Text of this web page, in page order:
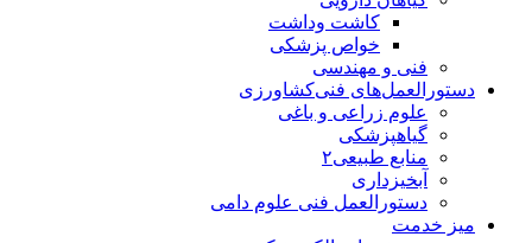
کاشت وداشت
خواص پزشکی
فنی و مهندسی
دستورالعمل‌های فنی‌کشاورزی
علوم زراعی و باغی
گیاهپزشکی
منابع طبیعی۲
آبخیزداری
دستورالعمل فنی علوم دامی
میز خدمت